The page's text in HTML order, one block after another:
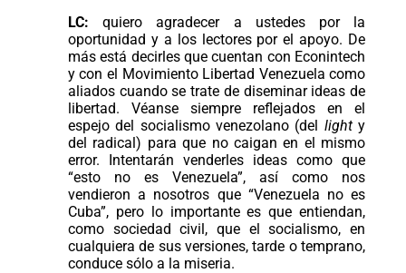
LC: quiero agradecer a ustedes por la
oportunidad y a los lectores por el apoyo. De
más está decirles que cuentan con Econintech
y con el Movimiento Libertad Venezuela como
aliados cuando se trate de diseminar ideas de
libertad. Véanse siempre reflejados en el
espejo del socialismo venezolano (del lighty
del radical) para que no caigan en el mismo
error. Intentarán venderles ideas como que
“esto no es Venezuela”, así como nos
vendieron a nosotros que “Venezuela no es
Cuba”, pero lo importante es que entiendan,
como sociedad civil, que el socialismo, en
cualquiera de sus versiones, tarde o temprano,
conduce sólo a la miseria.